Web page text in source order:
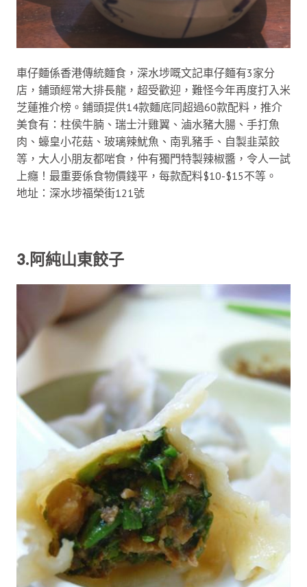
車仔麵係香港傳統麵食，深水埗嘅文記車仔麵有3家分
店，鋪頭經常大排長龍，超受歡迎，難怪今年再度打入米
芝蓮推介榜。鋪頭提供14款麵底同超過60款配料，推介
美食有：柱侯牛腩、瑞士汁雞翼、滷水豬大腸、手打魚
肉、蠔皇小花菇、玻璃辣魷魚、南乳豬手、自製韭菜餃
等，大人小朋友都啱食，仲有獨門特製辣椒醬，令人一試
上癮！最重要係食物價錢平，每款配料$10-$15不等。
地址：深水埗福榮街121號
3.阿純山東餃子